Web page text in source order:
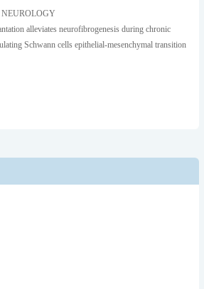
alleviates neurofibrogenesis during chronic
Schwann cells epithelial-mesenchymal transition